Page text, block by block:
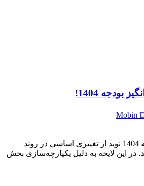
بودجه 1404!
Mobin
آرمان امروز: لایحه بودجه 1404 نوید از تغییری اساسی در روند
این لایحه به دلیل یکپارچه‌سازی بخش